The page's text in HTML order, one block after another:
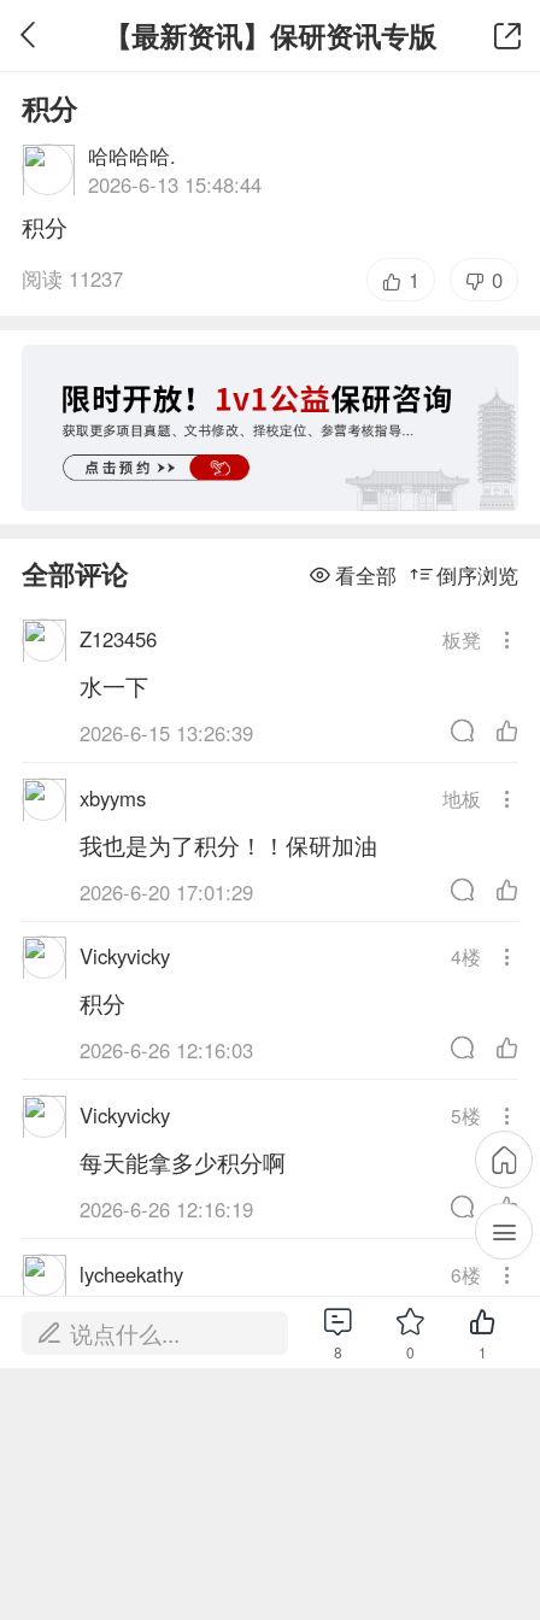
【最新资讯】保研资讯专版
积分
哈哈哈哈.
2026-6-13 15:48:44
积分
阅读 11237 0
1
全部评论 倒序浏览
看全部
板凳
Z123456
水一下
2026-6-15 13:26:39
地板
xbyyms
我也是为了积分！！保研加油
2026-6-20 17:01:29
4楼
Vickyvicky
积分
2026-6-26 12:16:03
5楼
Vickyvicky
每天能拿多少积分啊
2026-6-26 12:16:19
6楼
lycheekathy
积分积分！！
8 0 1
说点什么...